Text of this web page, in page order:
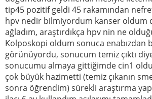
tip45 pozitif geldi 45 rakamından
hpv nedir bilmiyordum kanser oldum
ağladım, araştırdıkça hpv nin ne
Kolposkopi oldum sonuca enabızdan
görünüyordu, sonucum temiz çıktı
sonucumu almaya gittiğimde cin1
çok büyük hazimetti (temiz çıkanın
sonra öğrendim) sürekli araştırma